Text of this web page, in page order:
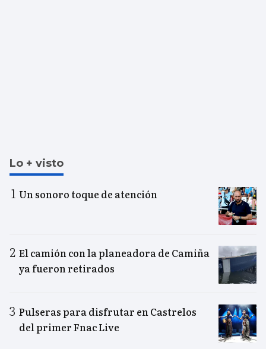
Lo + visto
Un sonoro toque de atención
El camión con la planeadora de Camiña
ya fueron retirados
Pulseras para disfrutar en Castrelos
del primer Fnac Live